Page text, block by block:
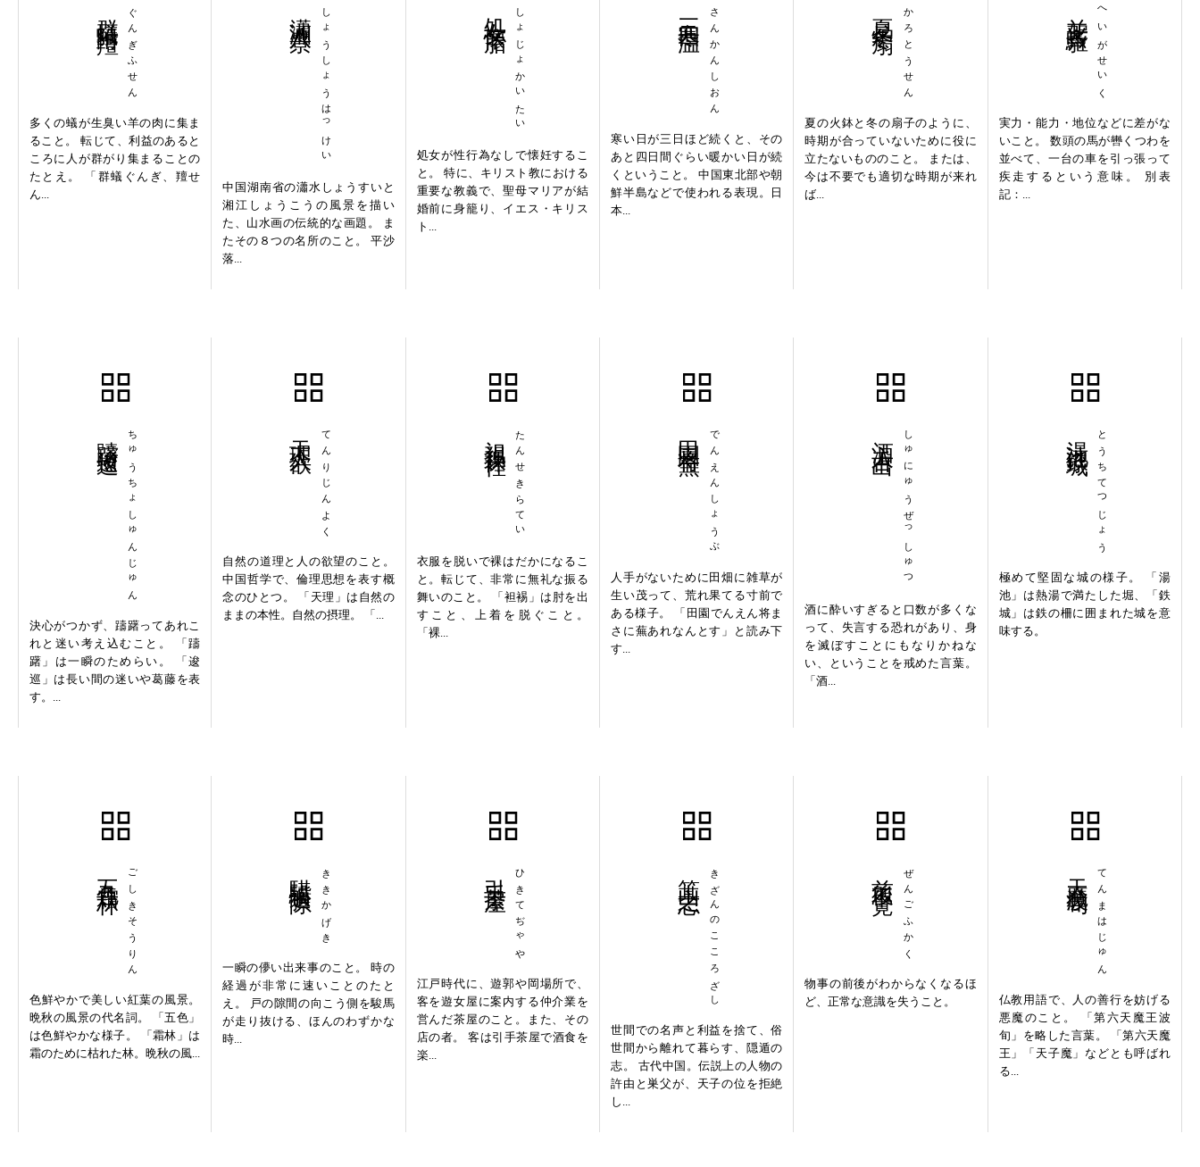
ぐんぎふせん
多くの蟻が生臭い羊の肉に集ま
ること。 転じて、利益のあると
ころに人が群がり集まることの
たとえ。 「群蟻ぐんぎ、羶せ
ん...
しょうしょうはっけい
中国湖南省の瀟水しょうすいと
湘江しょうこうの風景を描い
た、山水画の伝統的な画題。 ま
たその８つの名所のこと。 平沙
落...
しょじょかいたい
処女が性行為なしで懐妊するこ
と。 特に、キリスト教における
重要な教義で、聖母マリアが結
婚前に身籠り、イエス・キリス
ト...
さんかんしおん
寒い日が三日ほど続くと、その
あと四日間ぐらい暖かい日が続
くということ。 中国東北部や朝
鮮半島などで使われる表現。日
本...
かろとうせん
夏の火鉢と冬の扇子のように、
時期が合っていないために役に
立たないもののこと。 または、
今は不要でも適切な時期が来れ
ば...
へいがせいく
実力・能力・地位などに差がな
いこと。 数頭の馬が轡くつわを
並べて、一台の車を引っ張って
疾走するという意味。 別表
記：...
ちゅうちょしゅんじゅん
決心がつかず、躊躇ってあれこ
れと迷い考え込むこと。 「躊
躇」は一瞬のためらい。 「逡
巡」は長い間の迷いや葛藤を表
す。...
てんりじんよく
自然の道理と人の欲望のこと。
中国哲学で、倫理思想を表す概
念のひとつ。 「天理」は自然の
ままの本性。自然の摂理。 「...
たんせきらてい
衣服を脱いで裸はだかになるこ
と。転じて、非常に無礼な振る
舞いのこと。 「袒裼」は肘を出
すこと、上着を脱ぐこと。
「裸...
でんえんしょうぶ
人手がないために田畑に雑草が
生い茂って、荒れ果てる寸前で
ある様子。 「田園でんえん将ま
さに蕪あれなんとす」と読み下
す...
しゅにゅうぜっしゅつ
酒に酔いすぎると口数が多くな
って、失言する恐れがあり、身
を滅ぼすことにもなりかねな
い、ということを戒めた言葉。
「酒...
とうちてつじょう
極めて堅固な城の様子。 「湯
池」は熱湯で満たした堀、「鉄
城」は鉄の柵に囲まれた城を意
味する。
ごしきそうりん
色鮮やかで美しい紅葉の風景。
晩秋の風景の代名詞。 「五色」
は色鮮やかな様子。 「霜林」は
霜のために枯れた林。晩秋の風...
ききかげき
一瞬の儚い出来事のこと。 時の
経過が非常に速いことのたと
え。 戸の隙間の向こう側を駿馬
が走り抜ける、ほんのわずかな
時...
ひきてぢゃや
江戸時代に、遊郭や岡場所で、
客を遊女屋に案内する仲介業を
営んだ茶屋のこと。また、その
店の者。 客は引手茶屋で酒食を
楽...
きざんのこころざし
世間での名声と利益を捨て、俗
世間から離れて暮らす、隠遁の
志。 古代中国。伝説上の人物の
許由と巣父が、天子の位を拒絶
し...
ぜんごふかく
物事の前後がわからなくなるほ
ど、正常な意識を失うこと。
てんまはじゅん
仏教用語で、人の善行を妨げる
悪魔のこと。 「第六天魔王波
旬」を略した言葉。 「第六天魔
王」「天子魔」などとも呼ばれ
る...